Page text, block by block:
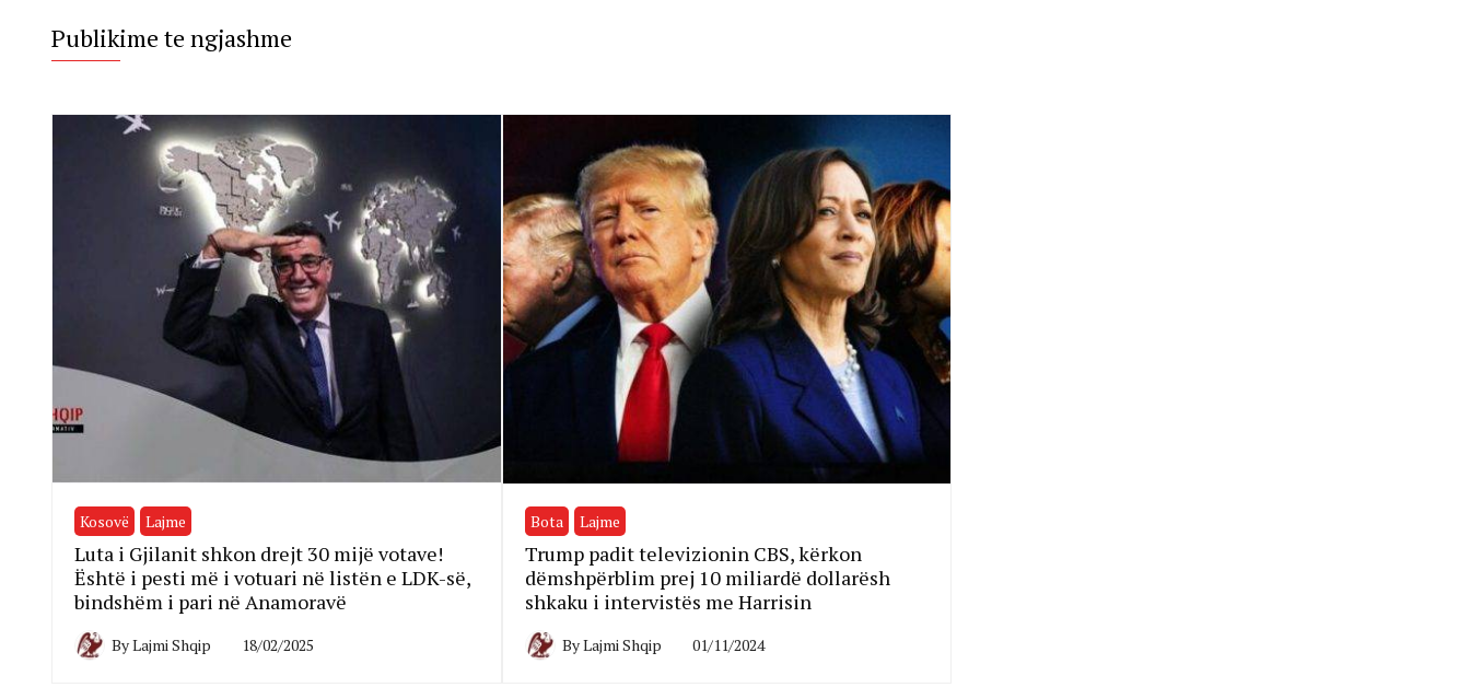
Publikime te ngjashme
Kosovë Lajme
Luta i Gjilanit shkon drejt 30 mijë votave!
Është i pesti më i votuari në listën e LDK-së,
bindshëm i pari në Anamoravë
ByLajmi Shqip 18/02/2025
Bota Lajme
Trump padit televizionin CBS, kërkon
dëmshpërblim prej 10 miliardë dollarësh
shkaku i intervistës me Harrisin
ByLajmi Shqip 01/11/2024